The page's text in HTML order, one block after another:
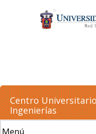
Centro
Ingenierías